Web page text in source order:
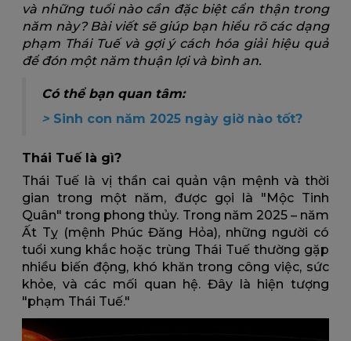
và những tuổi nào cần đặc biệt cẩn thận trong
năm này? Bài viết sẽ giúp bạn hiểu rõ các dạng
phạm Thái Tuế và gợi ý cách hóa giải hiệu quả
để đón một năm thuận lợi và bình an.
Có thể bạn quan tâm:
> Sinh con năm 2025 ngày giờ nào tốt?
Thái Tuế là gì?
Thái Tuế là vị thần cai quản vận mệnh và thời
gian trong một năm, được gọi là "Mộc Tinh
Quân" trong phong thủy. Trong năm 2025 – năm
Ất Tỵ (mệnh Phúc Đăng Hỏa), những người có
tuổi xung khắc hoặc trùng Thái Tuế thường gặp
nhiều biến động, khó khăn trong công việc, sức
khỏe, và các mối quan hệ. Đây là hiện tượng
"phạm Thái Tuế."